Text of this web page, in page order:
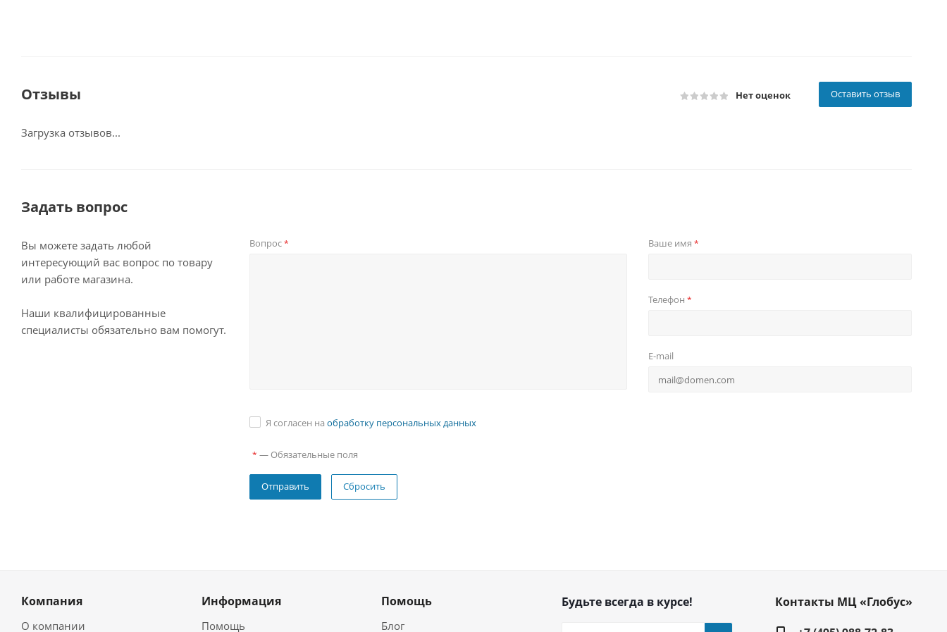
Отзывы Нет оценок Оставить отзыв
Загрузка отзывов...
Задать вопрос
Вы можете задать любой
интересующий вас вопрос по товару
или работе магазина.
Наши квалифицированные
специалисты обязательно вам помогут.
Вопрос* Ваше имя *
Телефон *
E-mail
Я согласен на обработку персональных данных
* — Обязательные поля
Сбросить
Компания
О компании
Информация
Помощь
Помощь
Блог
Будьте всегда в курсе!
Контакты МЦ «Глобус»